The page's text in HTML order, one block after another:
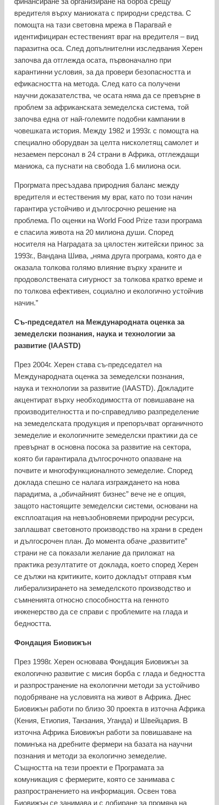
вредителя върху маниоката с природни средства. С
помощта на тази световна мрежа в Парагвай е
идентифициран естественият враг на вредителя – вид
паразитна оса. След допълнителни изследвания Херен
започва да отглежда осата, първоначално при
карантинни условия, за да провери безопасността и
ефикасността на метода. След като са получени
научни доказателства, че осата няма да се превърне в
проблем за африканската земеделска система, той
започва една от най-големите подобни кампании в
човешката история. Между 1982 и 1993г. с помощта на
специално оборудван за целта нисколетящ самолет и
незаемен персонал в 24 страни в Африка, отглеждащи
маниока, са пуснати на свобода 1.6 милиона оси.
Прогрмата пресъздава природния баланс между
вредителя и естествения му враг, като по този начин
гарантира устойчиво и дългосрочно решение на
проблема. По оценки на World Food Prize тази програма
е спасила живота на 20 милиона души. Според
носителя на Наградата за цялостен житейски принос за
1993г., Вандана Шива, „няма друга програма, която да е
оказала толкова голямо влияние върху храните и
продоволствената сигурност за толкова кратко време и
по толкова ефективен, социално и екологично устойчив
начин.”
Съ-председател на Международната оценка за
земеделски познания, наука и технологии за
развитие (IAASTD)
През 2004г. Херен става съ-председател на
Международната оценка за земеделски познания,
наука и технологии за развитие (IAASTD). Докладите
акцентират върху необходимостта от повишаване на
производителността и по-справедливо разпределение
на земеделската продукция и препоръчват органичното
земеделие и екологичните земеделски практики да се
превърнат в основна посока за развитие на сектора,
която би гарантирала дългосрочното опазване на
почвите и многофункционалното земеделие. Според
доклада спешно се налага изграждането на нова
парадигма, а „обичайният бизнес” вече не е опция,
защото настоящите земеделски системи, основани на
експлоатация на невъзобновяеми природни ресурси,
заплашват световното производство на храни в среден
и дългосрочен план. До момента обаче „развитите”
страни не са показали желание да приложат на
практика резултатите от доклада, което според Херен
се дължи на критиките, които докладът отправя към
либерализирането на земеделското производство и
съмненията относно способността на генното
инженерство да се справи с проблемите на глада и
бедността.
Фондация Биовижън
През 1998г. Херен основава Фондация Биовижън за
екологично развитие с мисия борба с глада и бедността
и разпространение на екологични методи за устойчиво
подобряване на условията на живот в Африка. Днес
Биовижън работи по близо 30 проекта в източна Африка
(Кения, Етиопия, Танзания, Уганда) и Швейцария. В
източна Африка Биовижън работи за повишаване на
поминъка на дребните фермери на базата на научни
познания и методи за екологично земеделие.
Същността на тези проекти е Програмата за
комуникация с фермерите, която се занимава с
разпространението на информация. Освен това
Биовижън се занимава и с лобиране за промяна на